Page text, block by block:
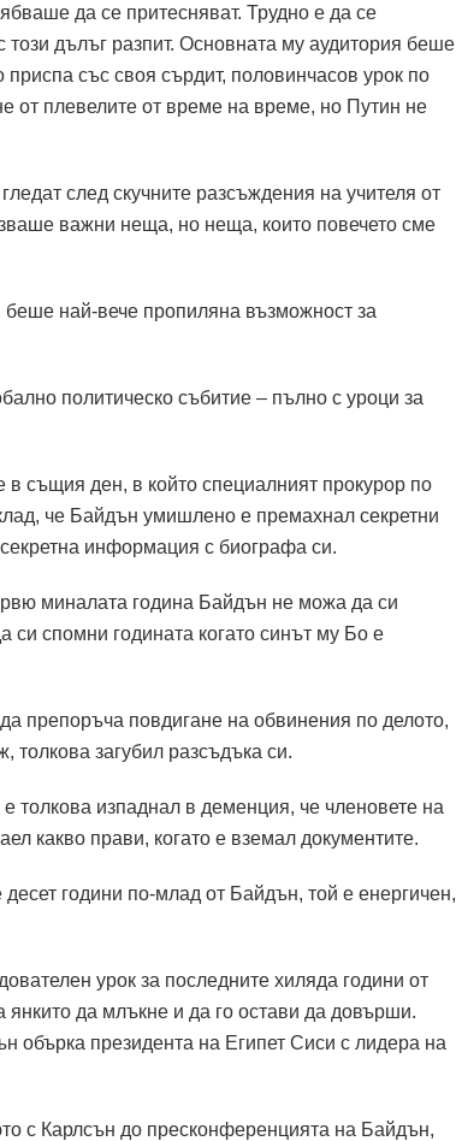
да се притесняват. Трудно е да се
дълъг разпит. Основната му аудитория беше
със своя сърдит, половинчасов урок по
от плевелите от време на време, но Путин не
след скучните разсъждения на учителя от
важни неща, но неща, които повечето сме
най-вече пропиляна възможност за
политическо събитие – пълно с уроци за
същия ден, в който специалният прокурор по
че Байдън умишлено е премахнал секретни
информация с биографа си.
миналата година Байдън не можа да си
спомни годината когато синът му Бо е
препоръча повдигане на обвинения по делото,
толкова загубил разсъдъка си.
толкова изпаднал в деменция, че членовете на
какво прави, когато е вземал документите.
години по-млад от Байдън, той е енергичен,
урок за последните хиляда години от
да млъкне и да го остави да довърши.
президента на Египет Сиси с лидера на
с Карлсън до пресконференцията на Байдън,